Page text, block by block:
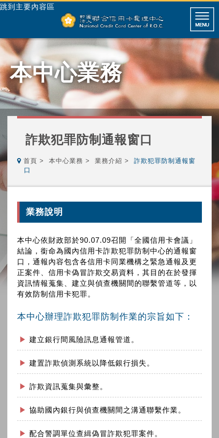
跳到主要內容區
本中心業務
詐欺犯罪防制通報窗口
首頁 本中心業務 業務介紹
詐欺犯罪防制通報窗
口
業務說明
本中心依財政部於90.07.09召開「全國信用卡會議」
結論，銜命為國內信用卡詐欺犯罪防制中心的通報窗
口，通報內容包含各信用卡同業機構之緊急通報及更
正案件、信用卡偽冒詐欺交易資料，其目的在於發揮
資訊情報蒐集、建立與偵查機關間的聯繫管道等，以
有效防制信用卡犯罪。
本中心辦理詐欺犯罪防制作業的宗旨如下：
建立銀行間風險訊息通報管道。
建置詐欺偵測系統以降低銀行損失。
詐欺資訊蒐集與彙整。
協助國內銀行與偵查機關間之溝通聯繫作業。
配合警調單位查緝偽冒詐欺犯罪案件。